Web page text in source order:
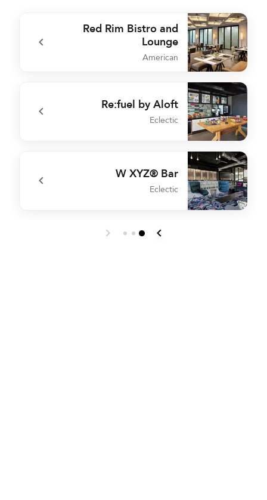
Red Rim Bistro and
Lounge
American
undefined Red Rim Bistro and Lounge
Re:fuel by Aloft
Eclectic
undefined Re:fuel by Aloft
W XYZ® Bar
Eclectic
undefined W XYZ® Bar